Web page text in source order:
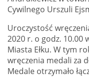
Cywilnego Urszuli
Uroczystość
2020 r. o godz. 10.00
Miasta Ełku. W tym
wręczenia medali za
Medale otrzymało